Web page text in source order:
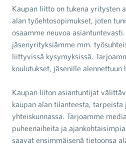
Kaupan liitto on tukena yritysten
alan työehtosopimukset, joten
osaamme neuvoa
jäsenyrityksiämme mm.
liittyvissä kysymyksissä.
koulutukset, jäsenille alennettuun
Kaupan liiton asiantuntijat
kaupan alan tilanteesta, tarpeista
yhteiskunnassa. Tarjoamme
puheenaiheita ja
saavat ensimmäisenä tietoonsa